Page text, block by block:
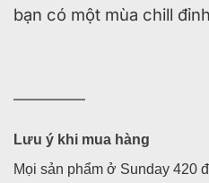
bạn có một mùa chill
—————
Lưu ý khi mua hàng
Mọi sản phẩm ở Sunday 420